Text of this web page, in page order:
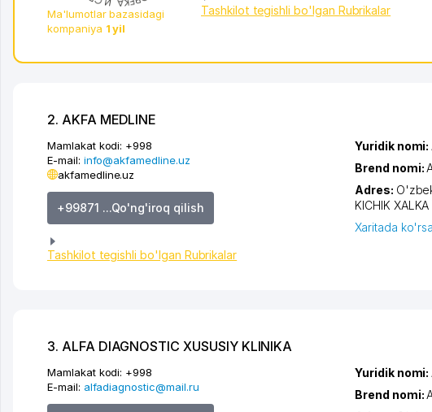
Ma'lumotlar bazasidagi
kompaniya 1 yil
Tashkilot tegishli bo'lgan Rubrikalar
2. AKFA MEDLINE
Mamlakat kodi: +998
E-mail: info@akfamedline.uz
akfamedline.uz
+99871 ...Qo'ng'iroq qilish
Tashkilot tegishli bo'lgan Rubrikalar
Yuridik nomi:
Brend nomi:
Adres:
KICHIK
Xaritada
3. ALFA DIAGNOSTIC XUSUSIY KLINIKA
Mamlakat kodi: +998
E-mail: alfadiagnostic@mail.ru
Yuridik nomi:
Brend nomi: